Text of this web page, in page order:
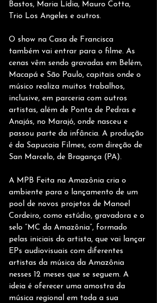
Bastos, Maria Lídia, Mauro Cotta,
Trio Los Angeles e outros.
O show na Casa de Francisca
também vai entrar para o filme. As
cenas vêm sendo gravadas em Belém,
Macapá e São Paulo, capitais onde o
músico realiza muitos trabalhos,
inclusive, em parceria com outros
artistas, além de Ponta de Pedras e
Anajás, no Marajó, onde nasceu e
passou parte da infância. A produção
é da Sapucaia Filmes, com direção de
San Marcelo, de Bragança (PA).
A MPB Feita na Amazônia cria o
ambiente para o lançamento de um
pool de novos projetos de Manoel
Cordeiro, como estúdio, gravadora e o
selo “MC da Amazônia”, formado
pelas iniciais do artista, que vai lançar
EPs audiovisuais com diferentes
artistas da música da Amazônia
nesses 12 meses que se seguem. A
ideia é oferecer uma amostra da
música regional em toda a sua